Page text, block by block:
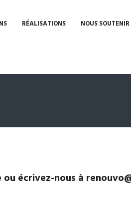
RÉALISATIONS NOUS SOUTENIR
ou écrivez-nous à